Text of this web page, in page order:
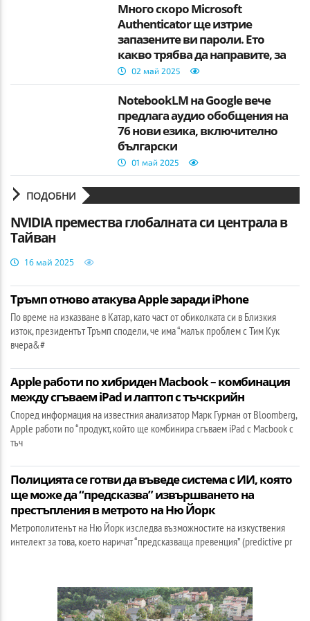
Много скоро Microsoft
Authenticator ще изтрие
запазените ви пароли. Ето
какво трябва да направите, за
да не ги загубите.
02 май 2025
NotebookLM на Google вече
предлага аудио обобщения на
76 нови езика, включително
български
01 май 2025
ПОДОБНИ
NVIDIA премества глобалната си централа в
Тайван
16 май 2025
Тръмп отново атакува Apple заради iPhone
По време на изказване в Катар, като част от обиколката си в Близкия
изток, президентът Тръмп сподели, че има “малък проблем с Тим Кук
вчера&#
Apple работи по хибриден Macbook – комбинация
между сгъваем iPad и лаптоп с тъчскрийн
Според информация на известния анализатор Марк Гурман от Bloomberg,
Apple работи по “продукт, който ще комбинира сгъваем iPad с Macbook с
тъч
Полицията се готви да въведе система с ИИ, която
ще може да “предсказва” извършването на
престъпления в метрото на Ню Йорк
Метрополитенът на Ню Йорк изследва възможностите на изкуствения
интелект за това, което наричат “предсказваща превенция” (predictive pr